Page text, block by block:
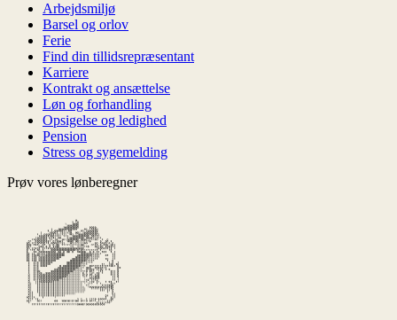
Arbejdsmiljø
Barsel og orlov
Ferie
Find din tillidsrepræsentant
Karriere
Kontrakt og ansættelse
Løn og forhandling
Opsigelse og ledighed
Pension
Stress og sygemelding
Prøv vores lønberegner